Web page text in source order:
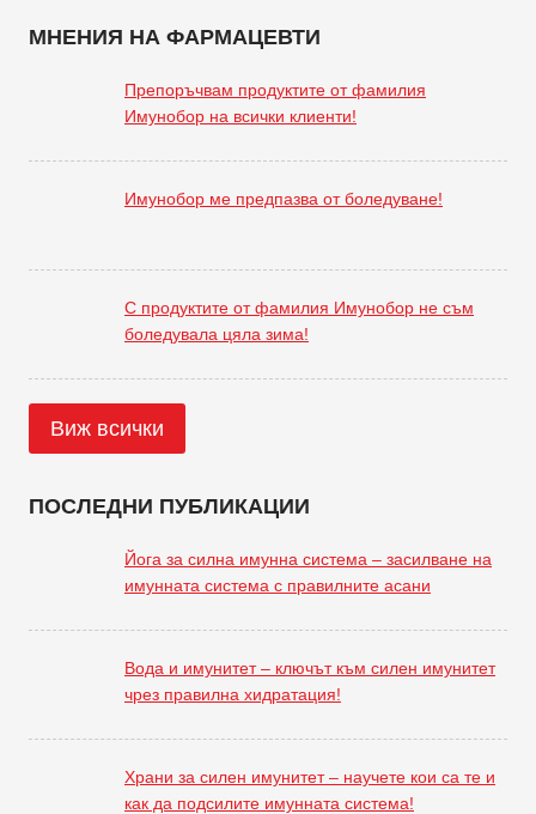
МНЕНИЯ НА ФАРМАЦЕВТИ
Препоръчвам продуктите от фамилия
Имунобор на всички клиенти!
Имунобор ме предпазва от боледуване!
С продуктите от фамилия Имунобор не съм
боледувала цяла зима!
Виж всички
ПОСЛЕДНИ ПУБЛИКАЦИИ
Йога за силна имунна система – засилване на
имунната система с правилните асани
Вода и имунитет – ключът към силен имунитет
чрез правилна хидратация!
Храни за силен имунитет – научете кои са те и
как да подсилите имунната система!